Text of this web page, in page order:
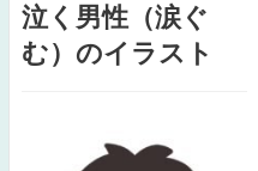
泣く男性（涙ぐ
む）のイラスト